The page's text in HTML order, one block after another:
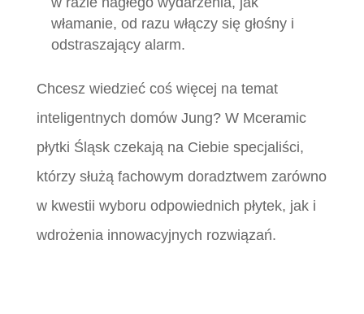
włamanie, od razu włączy się głośny i
odstraszający alarm.
Chcesz wiedzieć coś więcej na temat
inteligentnych domów Jung? W Mceramic
płytki Śląsk czekają na Ciebie specjaliści,
którzy służą fachowym doradztwem zarówno
w kwestii wyboru odpowiednich płytek, jak i
wdrożenia innowacyjnych rozwiązań.